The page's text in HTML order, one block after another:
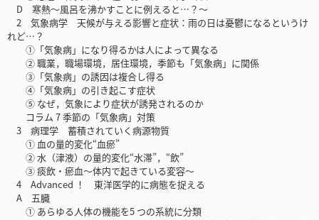
D 寒熱～風呂を沸かすことに例えると…？～
2 気象病学 天候が与える影響と症状：雨の日は憂鬱になるというけ
れど…？
①「気象病」になり得るかは人によって異なる
② 職業，職場環境，居住環境，季節も「気象病」に関係
③「気象病」の誘因は複合し得る
④「気象病」の引き起こす症状
⑤ なぜ，気象により症状が誘発されるのか
コラム 7 季節の「気象病」対策
3 病理学 蓄積されていく病源物質
① 血の量的変化“血瘀”
② 水（津液）の量的変化“水滞”，“飲”
③ 痰飲・瘀血～体内で起きている変容～
4 Advanced ！ 東洋医学的に病態を捉える
A 五臓
① あらゆる人体の機能を5 つの系統に分類